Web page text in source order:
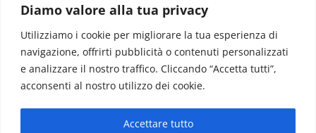
Diamo valore alla tua privacy
Utilizziamo i cookie per migliorare la tua esperienza di
navigazione, offrirti pubblicità o contenuti personalizzati
e analizzare il nostro traffico. Cliccando “Accetta tutti”,
acconsenti al nostro utilizzo dei cookie.
Accettare tutto
CONTATTI.
Redazione: redazione@www.martinasera.it
Direttore:direttore@www.martinasera.it
Info & Commerciale:info@www.martinasera.it